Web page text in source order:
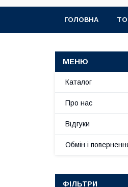
ГОЛОВНА
Каталог
Про нас
Відгуки
Обмін і
ФІЛЬТРИ